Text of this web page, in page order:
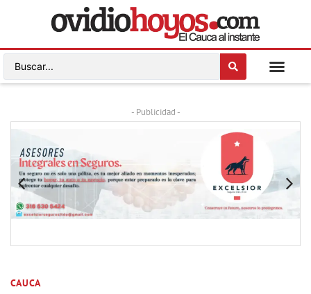
- Publicidad -
CAUCA